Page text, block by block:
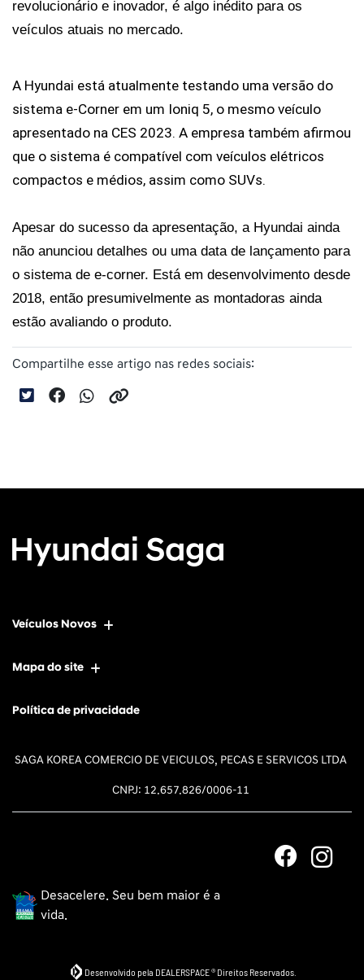
revolucionário e inovador, é algo inédito para os
veículos atuais no mercado.
A Hyundai está atualmente testando uma versão do
sistema e-Corner em um Ioniq 5, o mesmo veículo
apresentado na CES 2023. A empresa também afirmou
que o sistema é compatível com veículos elétricos
compactos e médios, assim como SUVs.
Apesar do sucesso da apresentação, a Hyundai ainda
não anunciou detalhes ou uma data de lançamento para
o sistema de e-corner. Está em desenvolvimento desde
2018, então presumivelmente as montadoras ainda
estão avaliando o produto.
Compartilhe esse artigo nas redes sociais:
Veículos Novos
Mapa do site
Política de privacidade
SAGA KOREA COMERCIO DE VEICULOS, PECAS E SERVICOS LTDA
CNPJ: 12.657.826/0006-11
Desacelere. Seu bem maior é a
vida.
Desenvolvido pela DEALERSPACE ® Direitos Reservados.